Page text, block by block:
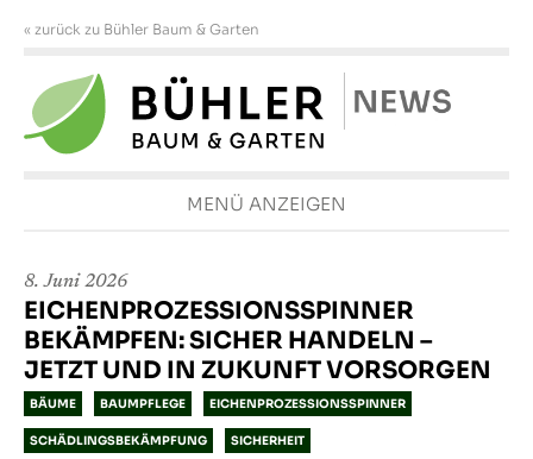
« zurück zu Bühler Baum & Garten
MENÜ ANZEIGEN
8. Juni 2026
EICHENPROZESSIONSSPINNER
BEKÄMPFEN: SICHER HANDELN –
JETZT UND IN ZUKUNFT VORSORGEN
BÄUME BAUMPFLEGE EICHENPROZESSIONSSPINNER
SCHÄDLINGSBEKÄMPFUNG SICHERHEIT